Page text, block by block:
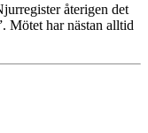
återigen det
Mötet har nästan alltid